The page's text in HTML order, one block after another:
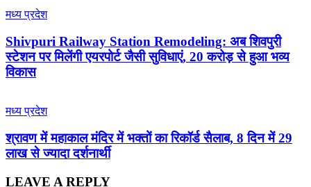
मध्य प्रदेश
Shivpuri Railway Station Remodeling: अब शिवपुरी
स्टेशन पर मिलेंगी एयरपोर्ट जैसी सुविधाएं, 20 करोड़ से हुआ भव्य
विकास
मध्य प्रदेश
श्रावण में महाकाल मंदिर में भक्तों का रिकॉर्ड सैलाब, 8 दिन में 29
लाख से ज्यादा दर्शनार्थी
LEAVE A REPLY